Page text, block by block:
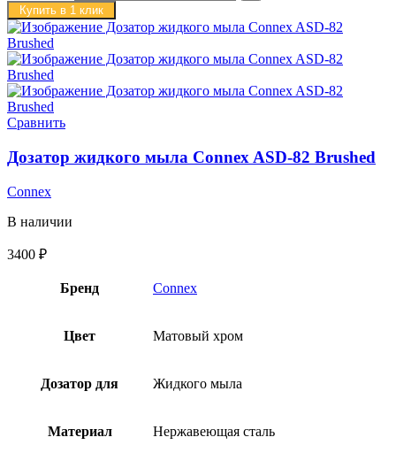
Купить в 1 клик
Сравнить
Дозатор жидкого мыла Connex ASD-82 Brushed
Connex
В наличии
3400 ₽
Бренд Connex
Цвет Матовый хром
Дозатор для Жидкого мыла
Материал Нержавеющая сталь